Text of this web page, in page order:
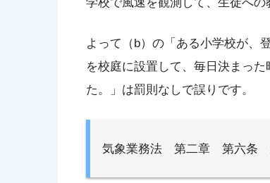
よって（b）の「ある小学校が、
を校庭に設置して、毎日決まっ
た。」は罰則なしで誤りです。
気象業務法 第二章 第六条